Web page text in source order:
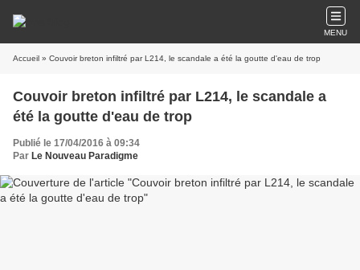
MENU
Accueil » Couvoir breton infiltré par L214, le scandale a été la goutte d'eau de trop
Couvoir breton infiltré par L214, le scandale a
été la goutte d'eau de trop
Publié le 17/04/2016 à 09:34
Par Le Nouveau Paradigme